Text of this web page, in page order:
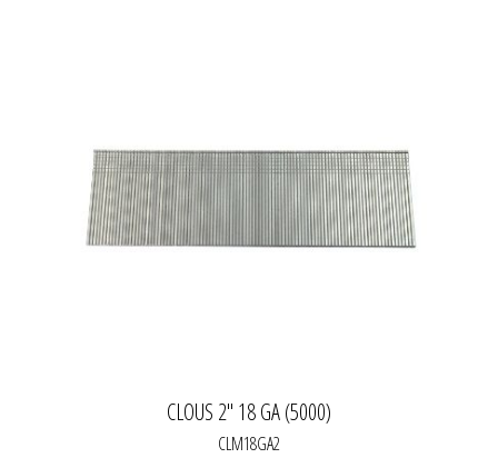
CLOUS 2'' 18 GA (5000)
CLM18GA2